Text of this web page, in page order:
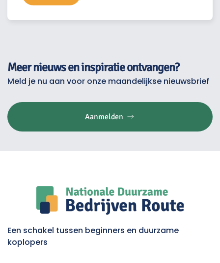
Meer nieuws en inspiratie ontvangen?
Meld je nu aan voor onze maandelijkse nieuwsbrief
Aanmelden
Een schakel tussen beginners en duurzame
koplopers